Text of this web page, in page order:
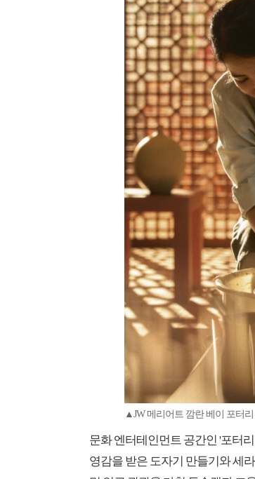
▲JW 메리어트 깜란 베이 포터
문화 엔터테인먼트 공간인 '포터
영감을 받은 도자기 만들기와 세